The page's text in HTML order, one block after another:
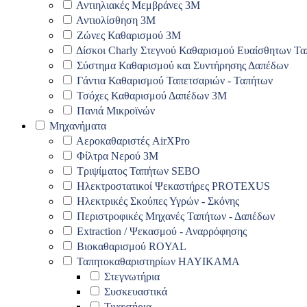
Αντιηλιακές Μεμβράνες 3Μ
Αντιολίσθηση 3Μ
Ζώνες Καθαρισμού 3Μ
Δίσκοι Charly Στεγνού Καθαρισμού Ευαίσθητων
Σύστημα Καθαρισμού και Συντήρησης Δαπέδων
Γάντια Καθαρισμού Ταπετσαριών - Ταπήτων
Τσόχες Καθαρισμού Δαπέδων 3Μ
Πανιά Μικροϊνών
Μηχανήματα
Αεροκαθαριστές AirXPro
Φίλτρα Νερού 3M
Τριψίματος Ταπήτων SEBO
Ηλεκτροστατικοί Ψεκαστήρες PROTEXUS
Ηλεκτρικές Σκούπες Υγρών - Σκόνης
Περιστροφικές Μηχανές Ταπήτων - Δαπέδων
Extraction / Ψεκασμού - Αναρρόφησης
Βιοκαθαρισμού ROYAL
Ταπητοκαθαριστηρίων HAYIKAMA
Στεγνωτήρια
Συσκευαστικά